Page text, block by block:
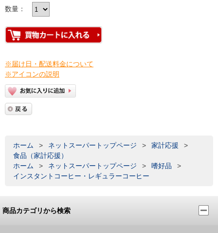
数量：
※届け日・配送料金について
※アイコンの説明
ホーム > ネットスーパートップページ > 家計応援
>
食品（家計応援）
ホーム
> ネットスーパートップページ > 嗜好品
>
インスタントコーヒー・レギュラーコーヒー
商品カテゴリから検索